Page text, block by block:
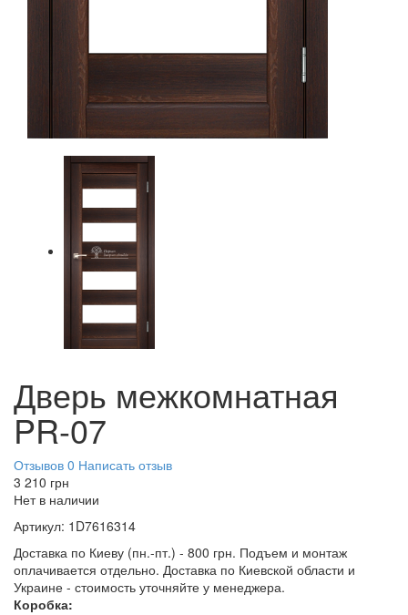
Дверь межкомнатная
PR-07
Отзывов 0 Написать отзыв
3 210 грн
Нет в наличии
Артикул: 1D7616314
Доставка по Киеву (пн.-пт.) - 800 грн. Подъем и монтаж
оплачивается отдельно. Доставка по Киевской области и
Украине - стоимость уточняйте у менеджера.
Коробка: